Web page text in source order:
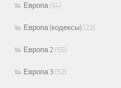
Европа(54)
Европа (кодексы) (22)
Европа 2 (55)
Европа 3 (52)